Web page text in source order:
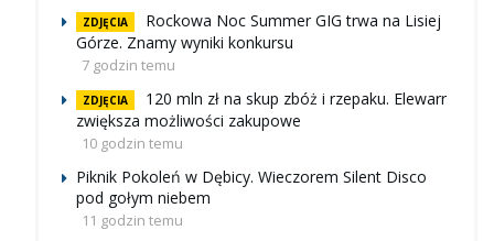
ZDJĘCIA
Rockowa Noc Summer GIG trwa na Lisiej
Górze. Znamy wyniki konkursu
7 godzin temu
ZDJĘCIA
120 mln zł na skup zbóż i rzepaku. Elewarr
zwiększa możliwości zakupowe
10 godzin temu
Piknik Pokoleń w Dębicy. Wieczorem Silent Disco
pod gołym niebem
11 godzin temu